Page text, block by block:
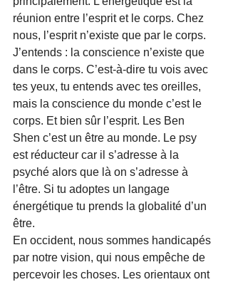
réunion entre l’esprit et le corps. Chez
nous, l’esprit n’existe que par le corps.
J’entends : la conscience n’existe que
dans le corps. C’est-à-dire tu vois avec
tes yeux, tu entends avec tes oreilles,
mais la conscience du monde c’est le
corps. Et bien sûr l’esprit. Les Ben
Shen c’est un être au monde. Le psy
est réducteur car il s’adresse à la
psyché alors que là on s’adresse à
l’être. Si tu adoptes un langage
énergétique tu prends la globalité d’un
être.
En occident, nous sommes handicapés
par notre vision, qui nous empêche de
percevoir les choses. Les orientaux ont